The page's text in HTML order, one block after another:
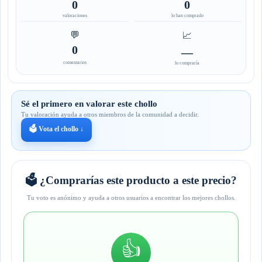
0
valoraciones
0
lo han comprado
💬
0
comentarios
📈
—
lo compraría
Sé el primero en valorar este chollo
Tu valoración ayuda a otros miembros de la comunidad a decidir.
🗳️ Vota el chollo ↓
🗳️ ¿Comprarías este producto a este precio?
Tu voto es anónimo y ayuda a otros usuarios a encontrar los mejores chollos.
👍